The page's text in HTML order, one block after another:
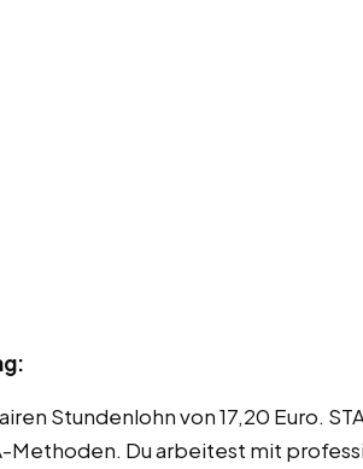
Stundenlohn von 17,20 Euro.
Methoden. Du arbeitest mit